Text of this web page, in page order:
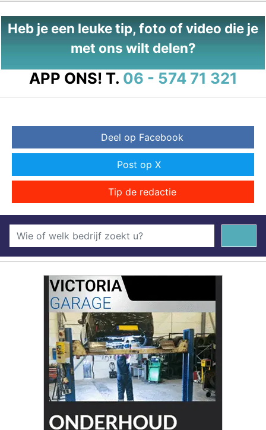
Heb je een leuke tip, foto of video die je
met ons wilt delen?
APP ONS! T. 06 - 574 71 321
Deel op Facebook
Post op X
Tip de redactie